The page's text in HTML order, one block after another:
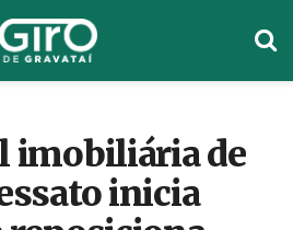
imobiliária de
inicia